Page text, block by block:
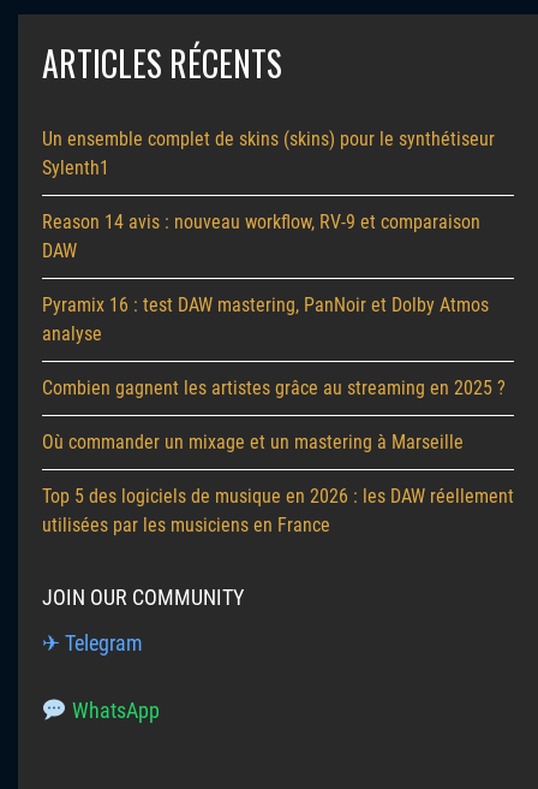
ARTICLES RÉCENTS
Un ensemble complet de skins (skins) pour le synthétiseur
Sylenth1
Reason 14 avis : nouveau workflow, RV-9 et comparaison
DAW
Pyramix 16 : test DAW mastering, PanNoir et Dolby Atmos
analyse
Combien gagnent les artistes grâce au streaming en 2025 ?
Où commander un mixage et un mastering à Marseille
Top 5 des logiciels de musique en 2026 : les DAW réellement
utilisées par les musiciens en France
JOIN OUR COMMUNITY
✈ Telegram
WhatsApp